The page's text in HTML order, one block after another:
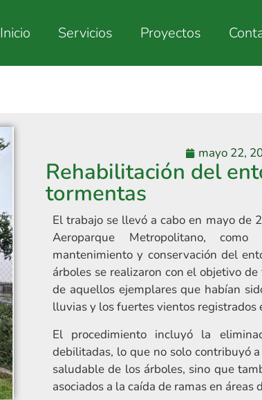
Inicio Servicios Proyectos
mayo 22,
Rehabilitación del
tormentas
El trabajo se llevó a cabo en mayo de
Aeroparque Metropolitano,
mantenimiento y conservación del
árboles se realizaron con el objetivo
de aquellos ejemplares que habían
lluvias y los fuertes vientos registrados
El procedimiento incluyó la
debilitadas, lo que no solo contribuyó
saludable de los árboles, sino que
asociados a la caída de ramas en áreas